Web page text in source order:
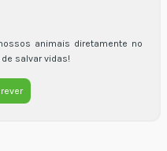
animais diretamente no
salvar vidas!